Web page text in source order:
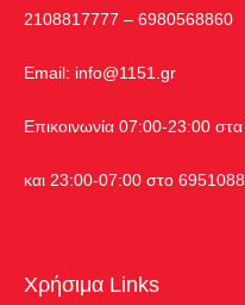
2108817777 – 6980568860
Εmail: info@1151.gr
Επικοινωνία 07:00-23:00
και 23:00-07:00 στο
Χρήσιμα Links